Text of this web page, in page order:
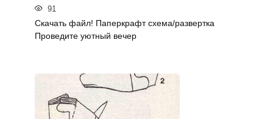
91
Скачать файл! Паперкрафт схема/развертка
Проведите уютный вечер